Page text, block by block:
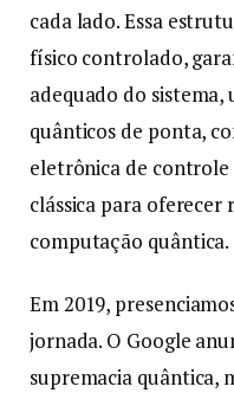
cada lado. Essa
físico controlado,
adequado do
quânticos de ponta,
eletrônica de
clássica para oferecer
computação quântica.
Em 2019,
jornada. O Google
supremacia quântica,